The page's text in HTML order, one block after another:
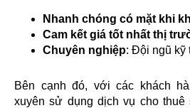
Nhanh chóng có mặt khi
Cam kết giá tốt nhất thị
Chuyên nghiệp: Đội ngũ kỹ
Bên cạnh đó, với các khách
xuyên sử dụng dịch vụ cho